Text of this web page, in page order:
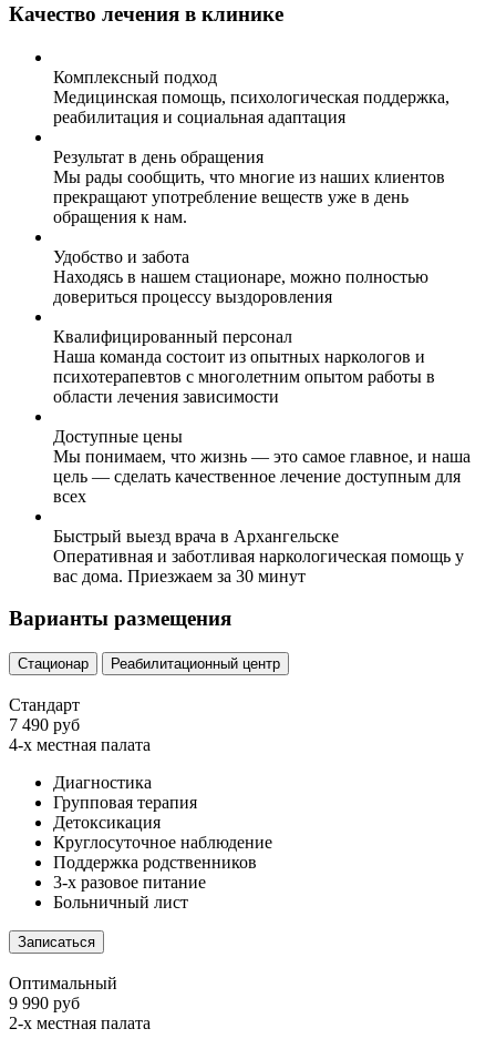
Качество лечения в клинике
Комплексный подход
Медицинская помощь, психологическая поддержка,
реабилитация и социальная адаптация
Результат в день обращения
Мы рады сообщить, что многие из наших клиентов
прекращают употребление веществ уже в день
обращения к нам.
Удобство и забота
Находясь в нашем стационаре, можно полностью
довериться процессу выздоровления
Квалифицированный персонал
Наша команда состоит из опытных наркологов и
психотерапевтов с многолетним опытом работы в
области лечения зависимости
Доступные цены
Мы понимаем, что жизнь — это самое главное, и наша
цель — сделать качественное лечение доступным для
всех
Быстрый выезд врача в Архангельске
Оперативная и заботливая наркологическая помощь у
вас дома. Приезжаем за 30 минут
Варианты размещения
Стационар Реабилитационный центр
Стандарт
7 490 руб
4-х местная палата
Диагностика
Групповая терапия
Детоксикация
Круглосуточное наблюдение
Поддержка родственников
3-х разовое питание
Больничный лист
Записаться
Оптимальный
9 990 руб
2-х местная палата